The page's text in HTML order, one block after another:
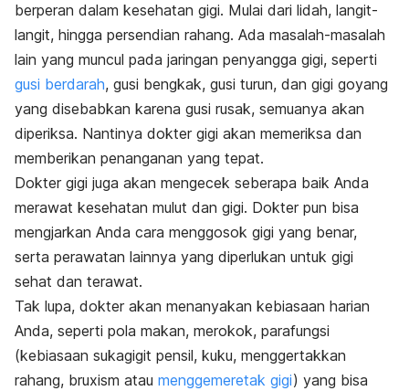
berperan dalam kesehatan gigi. Mulai dari lidah, langit-
langit, hingga persendian rahang. Ada masalah-masalah
lain yang muncul pada jaringan penyangga gigi, seperti
gusi berdarah, gusi bengkak, gusi turun, dan gigi goyang
yang disebabkan karena gusi rusak, semuanya akan
diperiksa. Nantinya dokter gigi akan memeriksa dan
memberikan penanganan yang tepat.
Dokter gigi juga akan mengecek seberapa baik Anda
merawat kesehatan mulut dan gigi. Dokter pun bisa
mengjarkan Anda cara menggosok gigi yang benar,
serta perawatan lainnya yang diperlukan untuk gigi
sehat dan terawat.
Tak lupa, dokter akan menanyakan kebiasaan harian
Anda, seperti pola makan, merokok, parafungsi
(kebiasaan sukagigit pensil, kuku, menggertakkan
rahang, bruxism atau menggemeretak gigi) yang bisa